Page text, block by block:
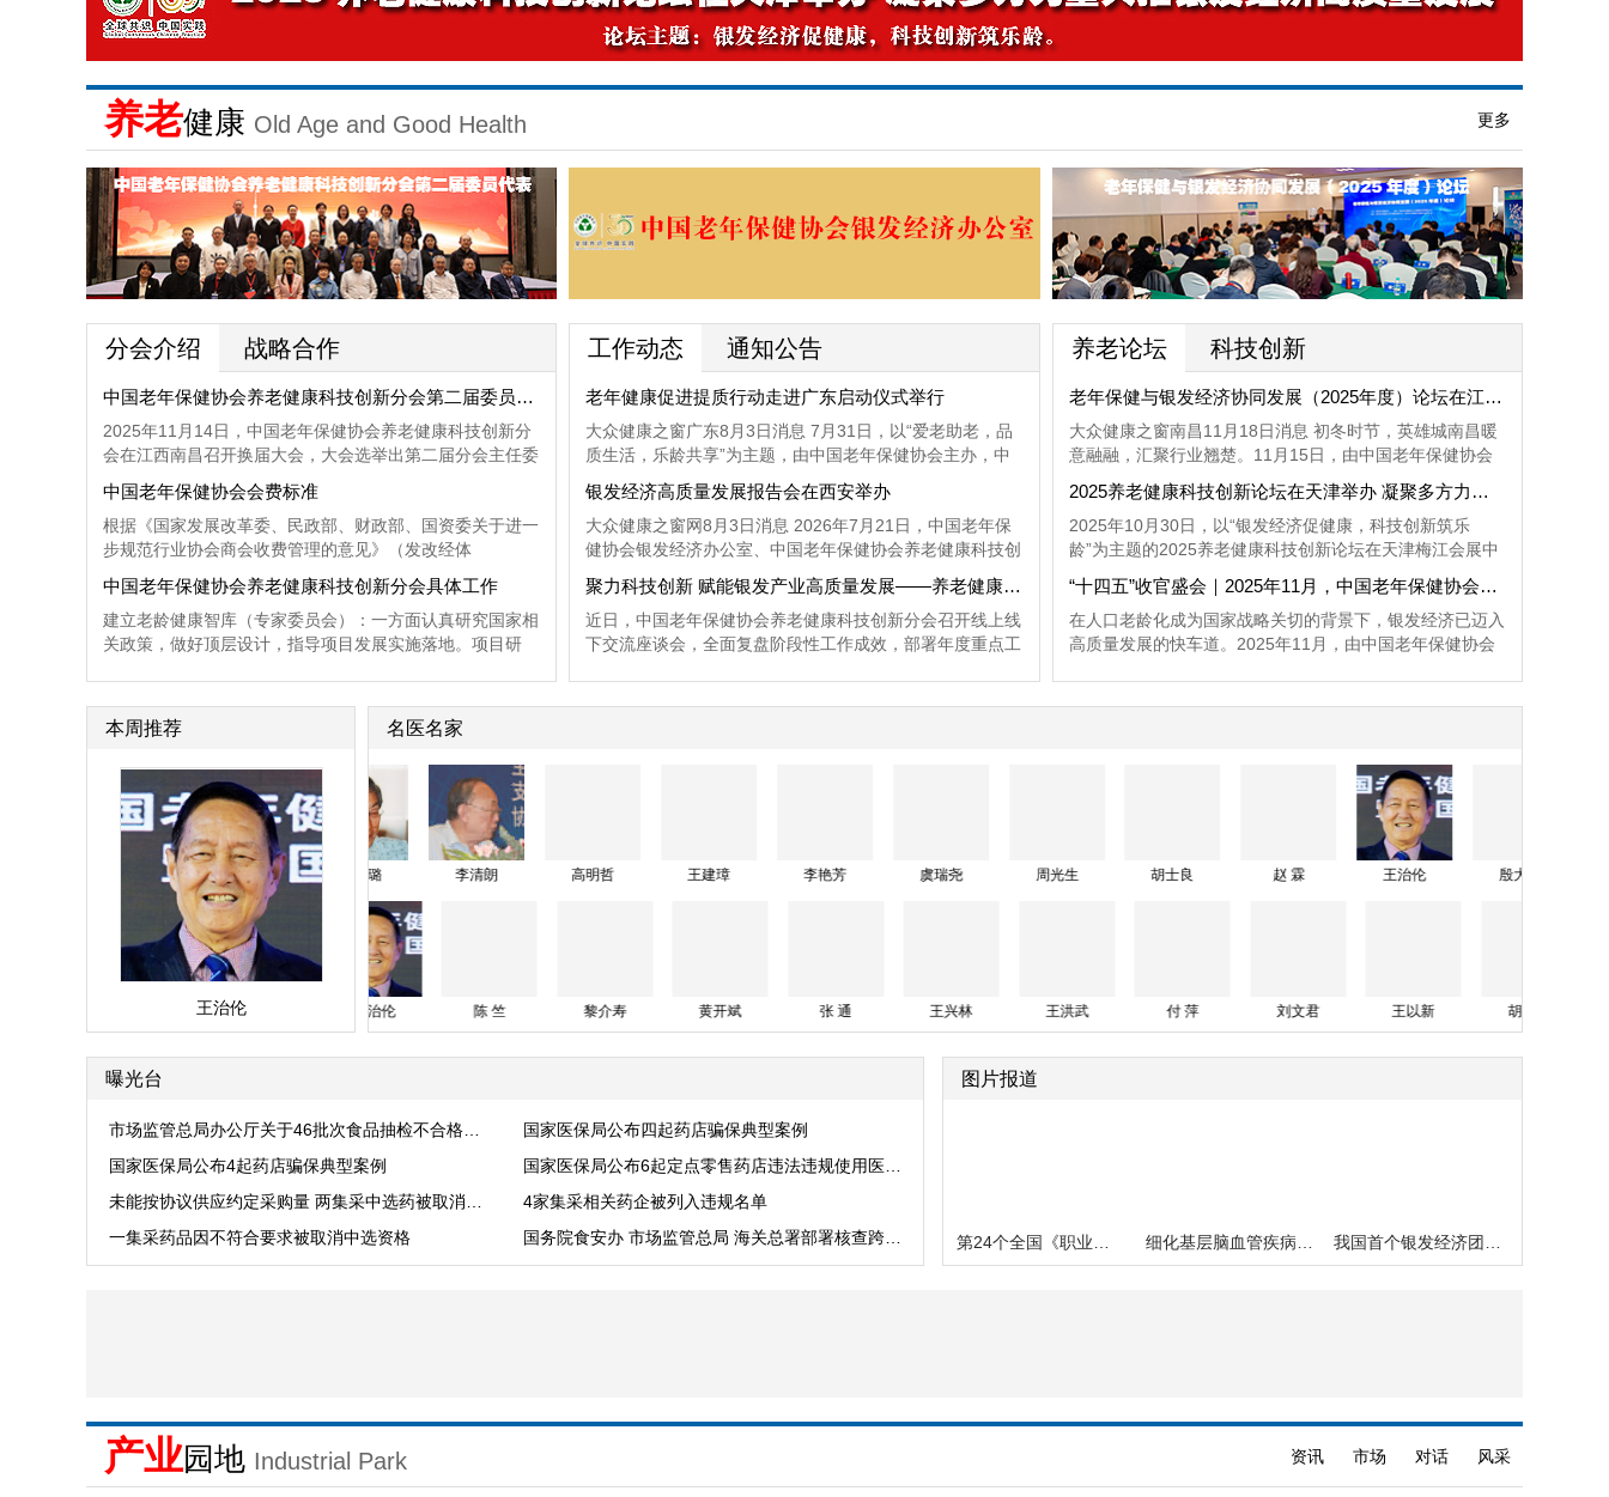
养老健康 Old Age and Good Health 更多
分会介绍 战略合作
中国老年保健协会养老健康科技创新分会第二届委员名单
2025年11月14日，中国老年保健协会养老健康科技创新分
会在江西南昌召开换届大会，大会选举出第二届分会主任委
员、副主任委员、秘书长、常务委员，名单公布如下：
中国老年保健协会会费标准
根据《国家发展改革委、民政部、财政部、国资委关于进一
步规范行业协会商会收费管理的意见》（发改经体
〔2017〕1999号），切实落实“减轻企业负担”、“合理设置
会费档次，一般不超过4级”等要求，中国老年保健协会会员
设定为4级会费（会长单位、理事单位、团体会员单位和个
人会员），具体会费档次和标准如下：
中国老年保健协会养老健康科技创新分会具体工作
建立老龄健康智库（专家委员会）：一方面认真研究国家相
关政策，做好顶层设计，指导项目发展实施落地。项目研
承接社会企业的相关课题或研究项目。行业标准起草制定：
目前老龄健康方面的标准严重缺乏，分会将组织专家制定一
系列老龄健康标准。科技创新产品研发：组织相关企业，加
大科研力度，研究一系列功效（功能）好，科技含量高，市
场前景广阔的适老健康用品，满足老龄化社会的需要。
工作动态 通知公告
老年健康促进提质行动走进广东启动仪式举行
大众健康之窗广东8月3日消息 7月31日，以“爱老助老，品
质生活，乐龄共享”为主题，由中国老年保健协会主办，中
国老年保健协会养老健康科技创新分会、中国老年保健协会
银发经济办公室承办的老年健康促进提质行动走进广东并举
行启动仪式。中国老年保健协会养老健康科技创新分会主任
唐振兴在启动仪式上致辞，中国老年保健协会副秘书长兼银
发经济办公室主任周红介绍了活动具体情况。
银发经济高质量发展报告会在西安举办
大众健康之窗网8月3日消息 2026年7月21日，中国老年保
健协会银发经济办公室、中国老年保健协会养老健康科技创
新分会联合主办的银发经济高质量发展报告会在西安举办。
聚力科技创新 赋能银发产业高质量发展——养老健康科技创新分会召开交流座谈会
近日，中国老年保健协会养老健康科技创新分会召开线上线
下交流座谈会，全面复盘阶段性工作成效，部署年度重点工
养老论坛 科技创新
老年保健与银发经济协同发展（2025年度）论坛在江西南昌隆重召开
大众健康之窗南昌11月18日消息 初冬时节，英雄城南昌暖
意融融，汇聚行业翘楚。11月15日，由中国老年保健协会
主办，中国老年保健协会养老健康科技创新分会（以下简
称“分会”）承办，中国老年保健协会老年健康标准分会、中
国老年保健协会银发经济办公室协办，以“促进老年保健行
业规范发展，助力银发经济市场提质增效”为主题的“老年保
健与银发经济协同发展（2025年度）论坛”在江西南昌绿地
国际博览中心隆重召开。
2025养老健康科技创新论坛在天津举办 凝聚多方力量共推银发经济高质量发展
2025年10月30日，以“银发经济促健康，科技创新筑乐
龄”为主题的2025养老健康科技创新论坛在天津梅江会展中
心隆重举行。本次论坛由中国老年保健协会主办、中国老年
保健协会养老健康科技创新分会承办,中国老年保健协会老
年健康标准分会、中国老年保健协会银发经济办公室协办
“十四五”收官盛会｜2025年11月，中国老年保健协会主办的一南一北银发经济两大盛会诚邀莅临
在人口老龄化成为国家战略关切的背景下，银发经济已迈入
高质量发展的快车道。2025年11月，由中国老年保健协会
本周推荐
王治伦
名医名家
王奇璐 李清朗 高明哲 王建璋 李艳芳 虞瑞尧 周光生 胡士良 赵 霖 王治伦 殷大奎 于智敏
刘文君
付 萍
王洪武
王兴林
张 通
黄开斌
黎介寿
陈 竺
王治伦
殷大奎
曝光台
国家医保局公布四起药店骗保典型案例
国家医保局公布4起药店骗保典型案例
4家集采相关药企被列入违规名单
一集采药品因不符合要求被取消中选资格
图片报道
产业园地 Industrial Park 资讯 市场 对话 风采